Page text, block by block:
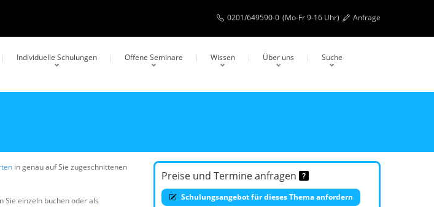
0201/649590-0 (Mo-Fr 9-16 Uhr) Anfrage
Individuelle Schulungen Offene Seminare Wissen Über uns Suche
in genau auf Sie zugeschnittenen
Sie einzeln buchen oder als
Preise und Termine anfragen
Schulungsangebot für dieses Thema anfordern